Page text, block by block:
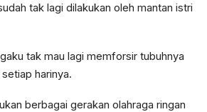
tak lagi dilakukan oleh mantan istri
tak mau lagi memforsir tubuhnya
harinya.
berbagai gerakan olahraga ringan